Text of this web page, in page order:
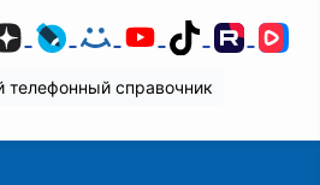
ДзенLiveJournal
Мой Мир
YouTube
TikTok
телефонный справочник